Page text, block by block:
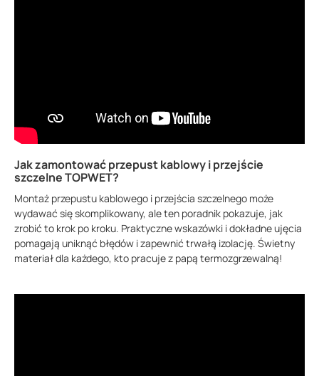
Jak zamontować przepust kablowy i przejście
szczelne TOPWET?
Montaż przepustu kablowego i przejścia szczelnego może
wydawać się skomplikowany, ale ten poradnik pokazuje, jak
zrobić to krok po kroku. Praktyczne wskazówki i dokładne ujęcia
pomagają uniknąć błędów i zapewnić trwałą izolację. Świetny
materiał dla każdego, kto pracuje z papą termozgrzewalną!